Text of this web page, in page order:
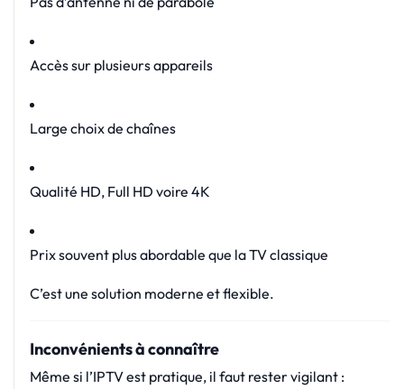
Accès sur plusieurs appareils
Large choix de chaînes
Qualité HD, Full HD voire 4K
Prix souvent plus abordable que la TV classique
C’est une solution moderne et flexible.
Inconvénients à connaître
Même si l’IPTV est pratique, il faut rester vigilant :